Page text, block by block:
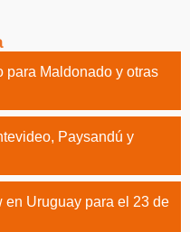
para Maldonado y otras
Paysandú y
en Uruguay para el 23 de